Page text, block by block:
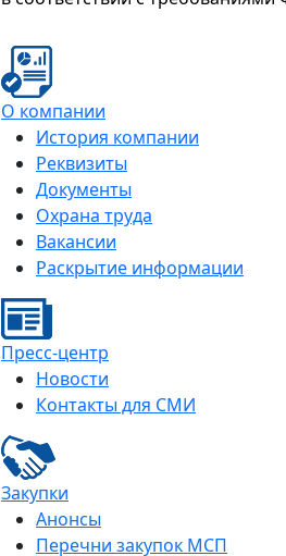
О компании
История компании
Реквизиты
Документы
Охрана труда
Вакансии
Раскрытие информации
Пресс-центр
Новости
Контакты для СМИ
Закупки
Анонсы
Перечни закупок МСП